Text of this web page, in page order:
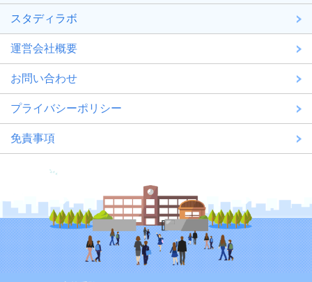
スタディラボ
運営会社概要
お問い合わせ
プライバシーポリシー
免責事項